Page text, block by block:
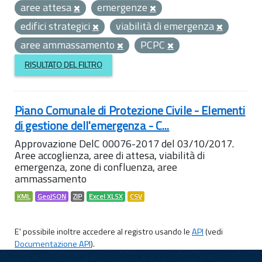
aree attesa
emergenze
edifici strategici
viabilità di emergenza
aree ammassamento
PCPC
RISULTATO DEL FILTRO
Piano Comunale di Protezione Civile - Elementi
di gestione dell'emergenza - C...
Approvazione DelC 00076-2017 del 03/10/2017.
Aree accoglienza, aree di attesa, viabilità di
emergenza, zone di confluenza, aree
ammassamento
KML GeoJSON ZIP Excel XLSX CSV
E' possibile inoltre accedere al registro usando leAPI(vedi
Documentazione API).